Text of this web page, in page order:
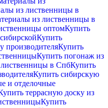
из лиственницы в
из лиственницы в
оптомКупить
Купить
производителяКупить
Купить погонаж из
в СпбКупить
Купить сибирскую
и отделочные
террасную доску из
Купить